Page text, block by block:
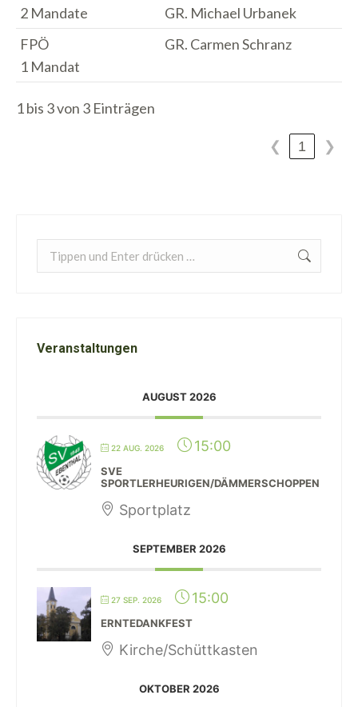
2 Mandate
GR. Michael Urbanek
FPÖ
1 Mandat
GR. Carmen Schranz
1 bis 3 von 3 Einträgen
❮ 1 ❯
Search:
Veranstaltungen
AUGUST 2026
22 AUG. 2026 15:00
SVE
SPORTLERHEURIGEN/DÄMMERSCHOPPEN
Sportplatz
SEPTEMBER 2026
27 SEP. 2026 15:00
ERNTEDANKFEST
Kirche/Schüttkasten
OKTOBER 2026